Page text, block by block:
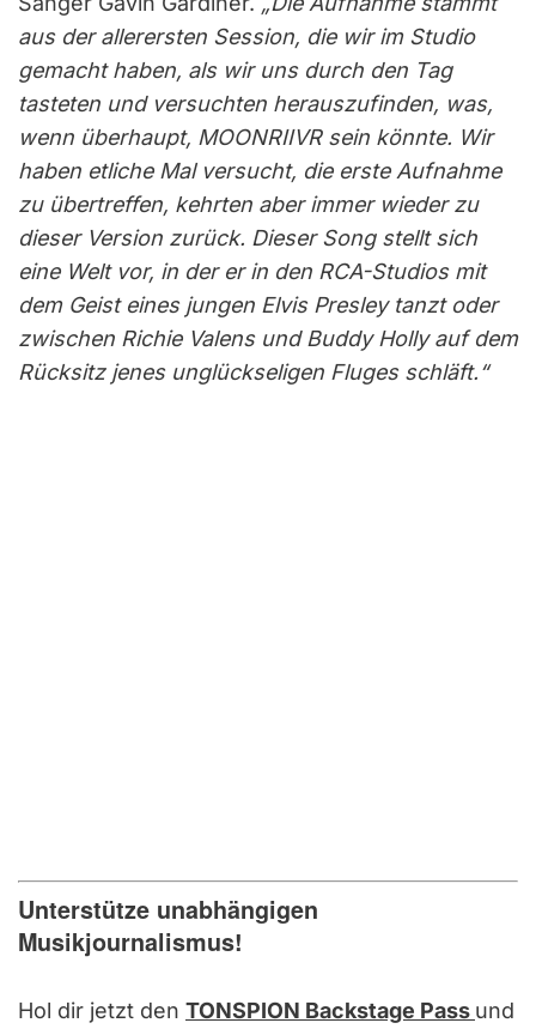
aus der allerersten Session, die wir im Studio
gemacht haben, als wir uns durch den Tag
tasteten und versuchten herauszufinden, was,
wenn überhaupt, MOONRIIVR sein könnte. Wir
haben etliche Mal versucht, die erste Aufnahme
zu übertreffen, kehrten aber immer wieder zu
dieser Version zurück. Dieser Song stellt sich
eine Welt vor, in der er in den RCA-Studios mit
dem Geist eines jungen Elvis Presley tanzt oder
zwischen Richie Valens und Buddy Holly auf dem
Rücksitz jenes unglückseligen Fluges schläft.“
Unterstütze unabhängigen
Musikjournalismus!
Hol dir jetzt den TONSPION Backstage Pass und